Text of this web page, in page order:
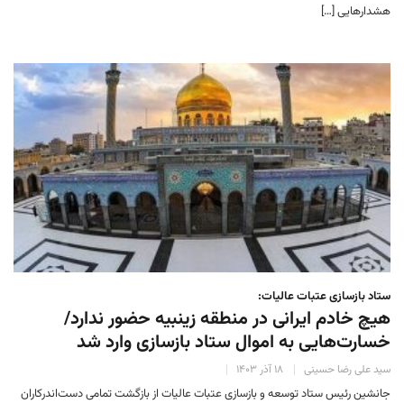
هشدار‌هایی […]
ستاد بازسازی عتبات عالیات:
هیچ خادم ایرانی در منطقه زینبیه حضور ندارد/
خسارت‌هایی به اموال ستاد بازسازی وارد شد
سید علی رضا حسینی ۱۸ آذر ۱۴۰۳
جانشین رئیس ستاد توسعه و بازسازی عتبات عالیات از بازگشت تمامی دست‌اندرکاران